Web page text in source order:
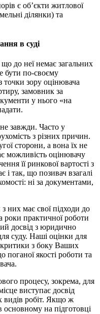
є об’єкти житлової
ділянки) та
в суді
до неї немає загальних
бути по-своєму
зору оцінювача
замовник за
у нього «на
завжди. Часто у
з різних причин.
сторони, а вона їх не
можливість оцінювачу
її ринкової вартості з
і так, що позивач взагалі
ні за документами,
них має свої підходи до
роки практичної роботи
досвід з юридично
суду. Наші оцінки для
критики з боку Ваших
поганої якості роботи та
процесу, зокрема, для
виступає досвід
видів робіт. Якщо ж
основному на підготовці